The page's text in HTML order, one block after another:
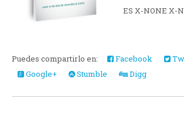
ES X-NONE X-
Puedes compartirlo en: Facebook
Google+
Stumble Digg